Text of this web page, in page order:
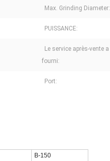
Max. Grinding Diameter:
PUISSANCE:
Le service après-vente a
fourni:
Port:
B-150